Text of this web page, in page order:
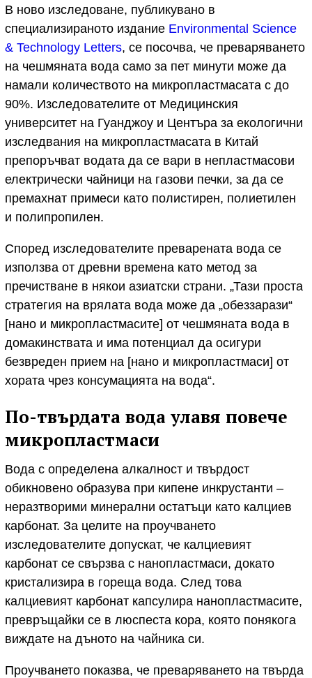
В ново изследоване, публикувано в
специализираното издание Environmental Science
& Technology Letters, се посочва, че преваряването
на чешмяната вода само за пет минути може да
намали количеството на микропластмасата с до
90%. Изследователите от Медицинския
университет на Гуанджоу и Центъра за екологични
изследвания на микропластмасата в Китай
препоръчват водата да се вари в непластмасови
електрически чайници на газови печки, за да се
премахнат примеси като полистирен, полиетилен
и полипропилен.
Според изследователите преварената вода се
използва от древни времена като метод за
пречистване в някои азиатски страни. „Тази проста
стратегия на врялата вода може да „обеззарази“
[нано и микропластмасите] от чешмяната вода в
домакинствата и има потенциал да осигури
безвреден прием на [нано и микропластмаси] от
хората чрез консумацията на вода“.
По-твърдата вода улавя повече
микропластмаси
Вода с определена алкалност и твърдост
обикновено образува при кипене инкрустанти –
неразтворими минерални остатъци като калциев
карбонат. За целите на проучването
изследователите допускат, че калциевият
карбонат се свързва с нанопластмаси, докато
кристализира в гореща вода. След това
калциевият карбонат капсулира нанопластмасите,
превръщайки се в люспеста кора, която понякога
виждате на дъното на чайника си.
Проучването показва, че преваряването на твърда